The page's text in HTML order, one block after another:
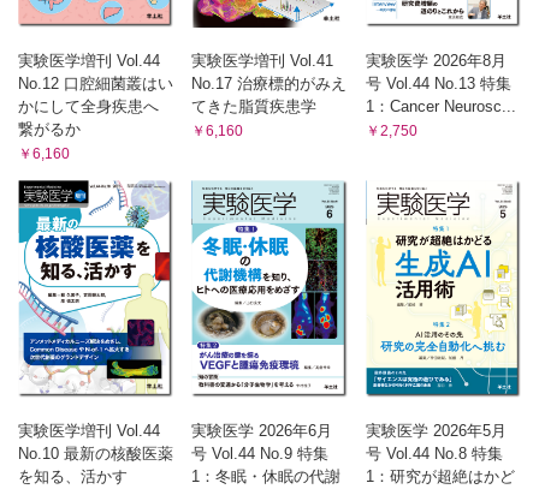
実験医学増刊 Vol.44
No.12 口腔細菌叢はい
かにして全身疾患へ
繋がるか
￥6,160
実験医学増刊 Vol.41
No.17 治療標的がみえ
てきた脂質疾患学
￥6,160
実験医学 2026年8月
号 Vol.44 No.13 特集
1：Cancer Neurosc...
￥2,750
実験医学増刊 Vol.44
No.10 最新の核酸医薬
を知る、活かす
実験医学 2026年6月
号 Vol.44 No.9 特集
1：冬眠・休眠の代謝
実験医学 2026年5月
号 Vol.44 No.8 特集
1：研究が超絶はかど